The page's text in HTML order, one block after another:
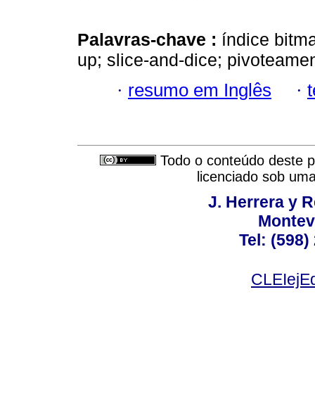
Palavras-chave : índice
up; slice-and-dice;
· resumo em Inglês ·
Todo o conteúdo deste
licenciado sob
J. Herrera y
Tel: (598)